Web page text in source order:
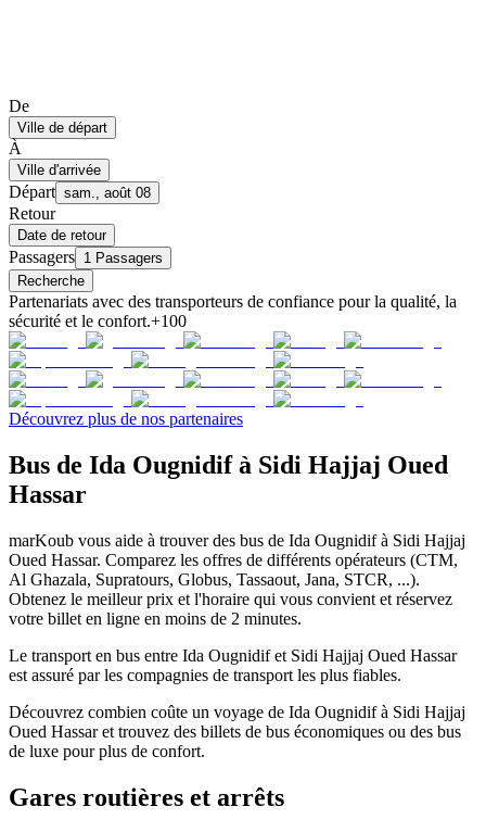
De
Ville de départ
À
Ville d'arrivée
Départ sam., août 08
Retour
Date de retour
Passagers 1 Passagers
Recherche
Partenariats avec des transporteurs de confiance pour la qualité, la
sécurité et le confort.+100
Découvrez plus de nos partenaires
Bus de Ida Ougnidif à Sidi Hajjaj Oued
Hassar
marKoub vous aide à trouver des bus de Ida Ougnidif à Sidi Hajjaj
Oued Hassar. Comparez les offres de différents opérateurs (CTM,
Al Ghazala, Supratours, Globus, Tassaout, Jana, STCR, ...).
Obtenez le meilleur prix et l'horaire qui vous convient et réservez
votre billet en ligne en moins de 2 minutes.
Le transport en bus entre Ida Ougnidif et Sidi Hajjaj Oued Hassar
est assuré par les compagnies de transport les plus fiables.
Découvrez combien coûte un voyage de Ida Ougnidif à Sidi Hajjaj
Oued Hassar et trouvez des billets de bus économiques ou des bus
de luxe pour plus de confort.
Gares routières et arrêts